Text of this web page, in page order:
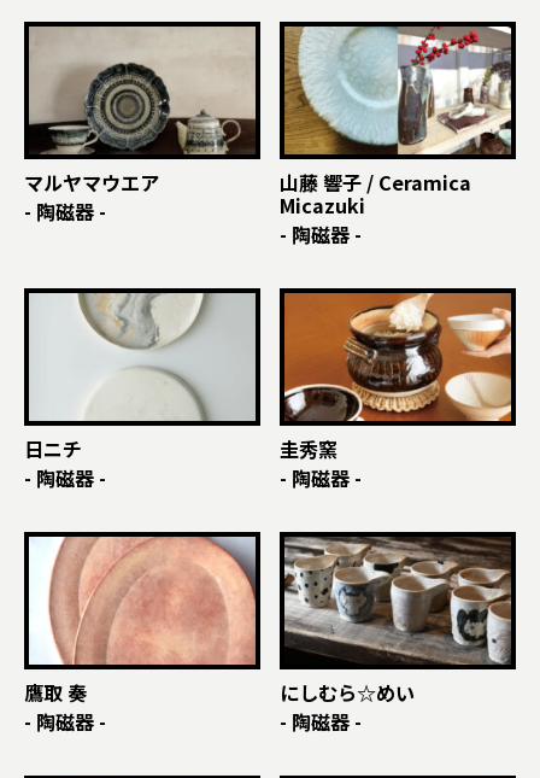
マルヤマウエア
- 陶磁器 -
山藤 響子 / Ceramica
Micazuki
- 陶磁器 -
日ニチ
- 陶磁器 -
圭秀窯
- 陶磁器 -
鷹取 奏
- 陶磁器 -
にしむら☆めい
- 陶磁器 -